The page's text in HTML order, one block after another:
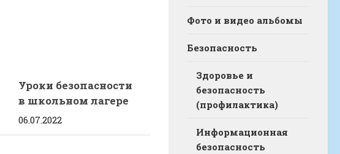
Уроки безопасности
в школьном лагере
06.07.2022
Фото и видео альбомы
Безопасность
Здоровье и
безопасность
(профилактика)
Информационная
безопасность